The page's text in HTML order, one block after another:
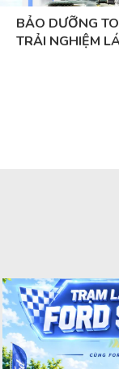
BẢO DƯỠNG
TRẢI NGHIỆM